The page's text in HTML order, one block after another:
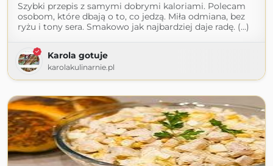
Szybki przepis z samymi dobrymi kaloriami. Polecam
osobom, które dbają o to, co jedzą. Miła odmiana, bez
ryżu i tony sera. Smakowo jak najbardziej daje radę. (...)
Karola gotuje
karolakulinarnie.pl